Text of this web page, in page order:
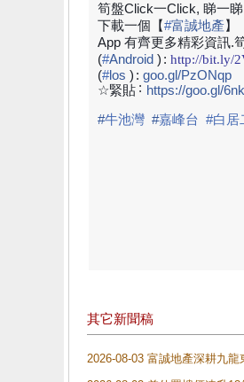
筍盤Click一Click, 睇一睇
下載一個【#富誠地產】
App 有齊更多精彩資訊.
(#Android ) : http://bit.ly/
(#los ) : goo.gl/PzONqp
☆緊貼 :https://goo.gl/
#牛池灣 #嘉峰台 #白居
其它新聞稿
2026-08-03 富誠地產深耕九